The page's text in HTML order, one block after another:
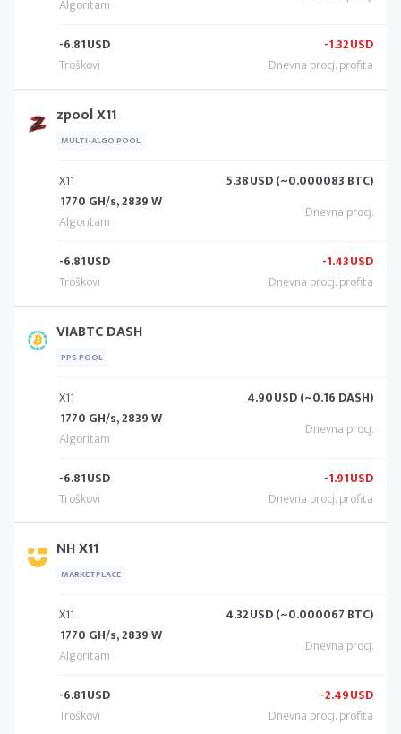
-6.81USD -1.32USD
zpool X11
MULTI-ALGO POOL
X11
1770 GH/s, 2839 W
5.38USD (~0.000083 BTC)
-6.81USD -1.43USD
VIABTC DASH
PPS POOL
X11
1770 GH/s, 2839 W
4.90USD (~0.16 DASH)
-6.81USD -1.91USD
NH X11
MARKETPLACE
X11
1770 GH/s, 2839 W
4.32USD (~0.000067 BTC)
-6.81USD -2.49USD